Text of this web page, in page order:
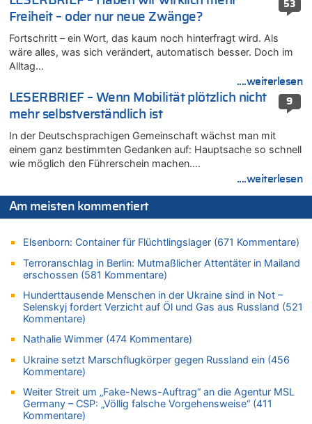
Zweite Hitzewelle in diesem Sommer ist jetzt amtlich
06.08.2026 - 14:51 von Ostbelgien Direkt zu
Zurück an den Rhein: Hendrich wechselt zum 1. FC Köln
06.08.2026 - 14:46 von Hugo Egon Bernhard von Sinnen zu
Frau hörte Stimmen aus Haus des verstorbenen Nachbarn
06.08.2026 - 14:44 von Coralie zu
Zweite Hitzewelle in diesem Sommer ist jetzt amtlich
Zweite Hitzewelle in diesem Sommer ist jetzt amtlich
06.08.2026 - 14:26 von Hugo Egon Bernhard von Sinnen zu
Zweite Hitzewelle in diesem Sommer ist jetzt amtlich
Zweite Hitzewelle in diesem Sommer ist jetzt amtlich
Zurück an den Rhein: Hendrich wechselt zum 1. FC Köln
06.08.2026 - 13:59 von Chips zu
Wasserstand des Rheins in NRW so niedrig wie noch nie
06.08.2026 - 13:53 von Frage an den Hondsjong zu
Zweite Hitzewelle in diesem Sommer ist jetzt amtlich
06.08.2026 - 13:34 von Zeitzeuge zu
Wasserstand des Rheins in NRW so niedrig wie noch nie
06.08.2026 - 13:27 von Hubert F. zu
Wasserstand des Rheins in NRW so niedrig wie noch nie
06.08.2026 - 13:20 von Speck für die Mâuse zu
FIFA-Spitze demonstriert Einigkeit trotz Kritik und neuer
Vorwürfe gegen Präsident Gianni Infantino
53
Freiheit – oder nur neue Zwänge?
Fortschritt – ein Wort, das kaum noch hinterfragt wird. Als
wäre alles, was sich verändert, automatisch besser. Doch im
Alltag…
....weiterlesen
9
LESERBRIEF – Wenn Mobilität plötzlich nicht
mehr selbstverständlich ist
In der Deutschsprachigen Gemeinschaft wächst man mit
einem ganz bestimmten Gedanken auf: Hauptsache so schnell
wie möglich den Führerschein machen….
....weiterlesen
Am meisten kommentiert
Elsenborn: Container für Flüchtlingslager (671 Kommentare)
Terroranschlag in Berlin: Mutmaßlicher Attentäter in Mailand
erschossen (581 Kommentare)
Hunderttausende Menschen in der Ukraine sind in Not –
Selenskyj fordert Verzicht auf Öl und Gas aus Russland (521
Kommentare)
Nathalie Wimmer (474 Kommentare)
Ukraine setzt Marschflugkörper gegen Russland ein (456
Kommentare)
Weiter Streit um „Fake-News-Auftrag“ an die Agentur MSL
Germany – CSP: „Völlig falsche Vorgehensweise“ (411
Kommentare)